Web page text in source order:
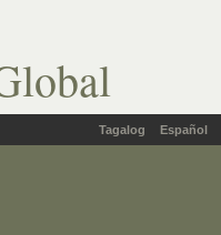
Tagalog Español